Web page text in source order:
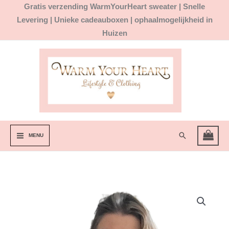
Gratis verzending WarmYourHeart sweater | Snelle
Levering | Unieke cadeauboxen | ophaalmogelijkheid in
Huizen
MENU Zoeken